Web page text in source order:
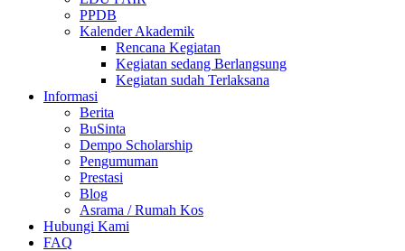
PPDB
Kalender Akademik
Rencana Kegiatan
Kegiatan sedang Berlangsung
Kegiatan sudah Terlaksana
Informasi
Berita
BuSinta
Dempo Scholarship
Pengumuman
Prestasi
Blog
Asrama / Rumah Kos
Hubungi Kami
FAQ